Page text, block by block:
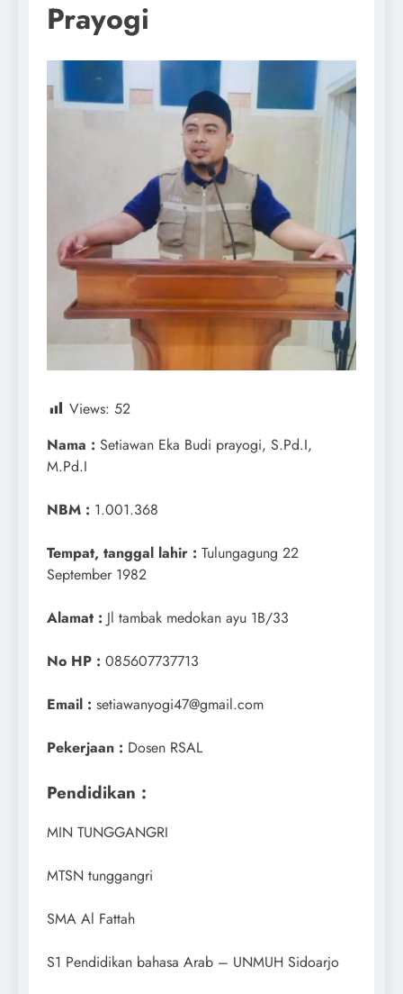
Prayogi
Views: 52
Nama : Setiawan Eka Budi prayogi, S.Pd.I,
M.Pd.I
NBM : 1.001.368
Tempat, tanggal lahir : Tulungagung 22
September 1982
Alamat : Jl tambak medokan ayu 1B/33
No HP : 085607737713
Email : setiawanyogi47@gmail.com
Pekerjaan : Dosen RSAL
Pendidikan :
MIN TUNGGANGRI
MTSN tunggangri
SMA Al Fattah
S1 Pendidikan bahasa Arab – UNMUH Sidoarjo